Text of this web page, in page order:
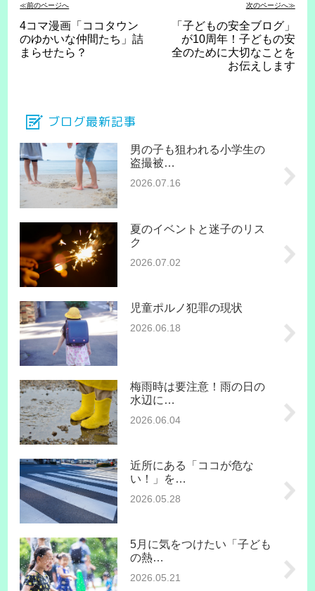
≪前のページへ 次のページへ≫
4コマ漫画「ココタウン
のゆかいな仲間たち」詰
まらせたら？
「子どもの安全ブログ」
が10周年！子どもの安
全のために大切なことを
お伝えします
ブログ最新記事
男の子も狙われる小学生の
盗撮被…
2026.07.16
夏のイベントと迷子のリス
ク
2026.07.02
児童ポルノ犯罪の現状
2026.06.18
梅雨時は要注意！雨の日の
水辺に…
2026.06.04
近所にある「ココが危な
い！」を…
2026.05.28
5月に気をつけたい「子ども
の熱…
2026.05.21